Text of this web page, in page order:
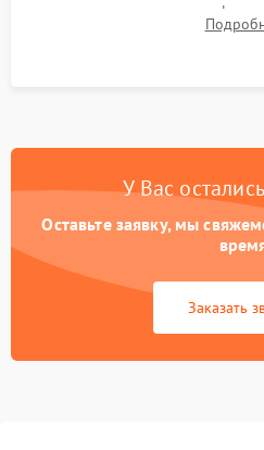
климатических зонах шкафа,
влажности и полного
У Вас
Оставьте заявку, мы
Заказать